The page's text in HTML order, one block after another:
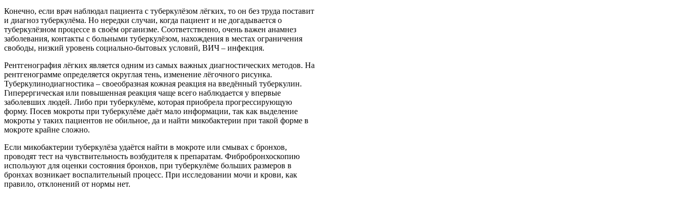
Конечно, если врач наблюдал пациента с туберкулёзом лёгких, то он без труда поставит
и диагноз туберкулёма. Но нередки случаи, когда пациент и не догадывается о
туберкулёзном процессе в своём организме. Соответственно, очень важен анамнез
заболевания, контакты с больными туберкулёзом, нахождения в местах ограничения
свободы, низкий уровень социально-бытовых условий, ВИЧ – инфекция.
Рентгенография лёгких является одним из самых важных диагностических методов. На
рентгенограмме определяется округлая тень, изменение лёгочного рисунка.
Туберкулинодиагностика – своеобразная кожная реакция на введённый туберкулин.
Гиперергическая или повышенная реакция чаще всего наблюдается у впервые
заболевших людей. Либо при туберкулёме, которая приобрела прогрессирующую
форму. Посев мокроты при туберкулёме даёт мало информации, так как выделение
мокроты у таких пациентов не обильное, да и найти микобактерии при такой форме в
мокроте крайне сложно.
Если микобактерии туберкулёза удаётся найти в мокроте или смывах с бронхов,
проводят тест на чувствительность возбудителя к препаратам. Фибробронхоскопию
используют для оценки состояния бронхов, при туберкулёме больших размеров в
бронхах возникает воспалительный процесс. При исследовании мочи и крови, как
правило, отклонений от нормы нет.